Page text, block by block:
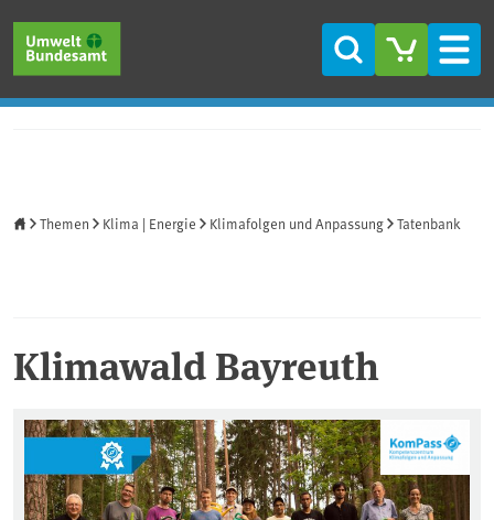
Suche
Themen Klima | Energie Klimafolgen und Anpassung Tatenbank
Klimawald Bayreuth